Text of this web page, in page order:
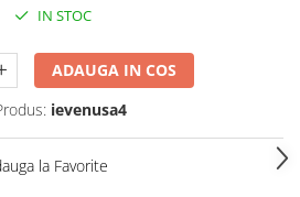
IN STOC
ADAUGA IN COS
ievenusa4
la Favorite